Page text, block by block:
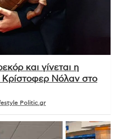
και γίνεται η
Κρίστοφερ Νόλαν στο
Politic.gr